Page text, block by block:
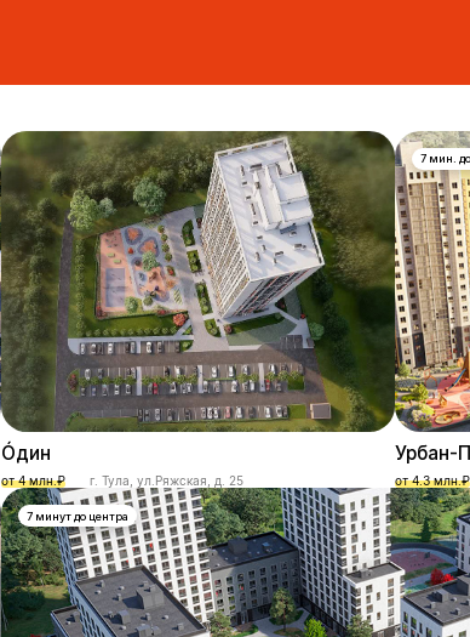
О́дин
от 4 млн.₽ г. Тула, ул.Ряжская, д. 25
7 мин.
Урбан-
от 4.3 млн.₽
7 минут до центра